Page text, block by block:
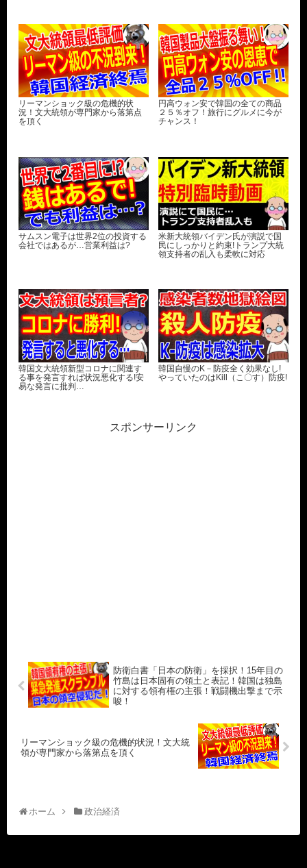
リーマンショック級の危機的状
況！文大統領が専門家から落第点
を頂く
円高ウォン安で韓国の全ての商品
２５％オフ！旅行にグルメに今が
チャンス！
サムスン電子は世界2位の投資する
会社ではあるが…営業利益は?
米新大統領バイデン氏が演説で国
民にしっかりと約束!トランプ大統
領支持者の乱入も柔軟に対応
韓国文大統領新型コロナに関連す
る事を発言すれば状況悪化する!安
易な発言に批判…
韓国自慢のK－防疫全く効果なし!
やっていたのはKill（こ〇す）防疫!
スポンサーリンク
防衛白書「日本の防衛」を採択！15年目の
竹島は日本固有の領土と表記！韓国は独島
に対する領有権の主張！戦闘機出撃まで示
唆！
リーマンショック級の危機的状況！文大統
領が専門家から落第点を頂く
ホーム 政治経済